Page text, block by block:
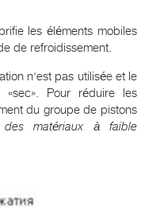
les éléments mobiles
de refroidissement.
n'est pas utilisée et le
Pour réduire les
du groupe de pistons
des matériaux à faible